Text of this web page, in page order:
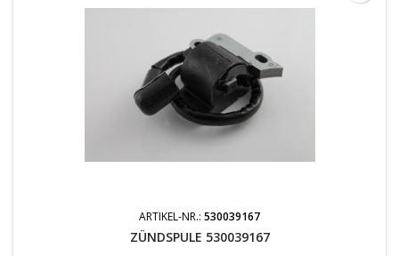
ARTIKEL-NR.: 530039167
ZÜNDSPULE 530039167